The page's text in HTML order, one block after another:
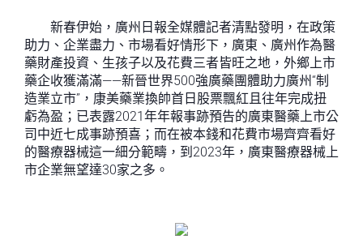
新春伊始，廣州日報全媒體記者清點發明，在政策
助力、企業盡力、市場看好情形下，廣東、廣州作為醫
藥財產投資、生孩子以及花費三者皆旺之地，外鄉上市
藥企收獲滿滿——新晉世界500強廣藥團體助力廣州“制
造業立市”，康美藥業換帥首日股票飄紅且往年完成扭
虧為盈；已表露2021年年報事跡預告的廣東醫藥上市公
司中近七成事跡預喜；而在被本錢和花費市場齊齊看好
的醫療器械這一細分範疇，到2023年，廣東醫療器械上
市企業無望達30家之多。